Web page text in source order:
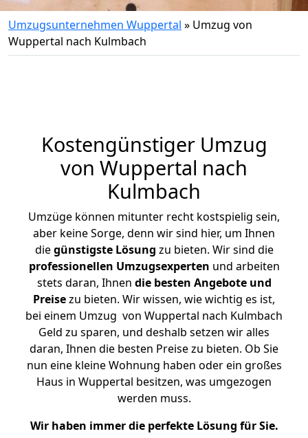
Umzugsunternehmen Wuppertal » Umzug von
Wuppertal nach Kulmbach
Kostengünstiger Umzug
von Wuppertal nach
Kulmbach
Umzüge können mitunter recht kostspielig sein,
aber keine Sorge, denn wir sind hier, um Ihnen
diegünstigste Lösung zu bieten. Wir sind die
professionellen Umzugsexperten und arbeiten
stets daran, Ihnen die besten Angebote und
Preisezu bieten. Wir wissen, wie wichtig es ist,
bei einem Umzug von Wuppertal nach Kulmbach
Geld zu sparen, und deshalb setzen wir alles
daran, Ihnen die besten Preise zu bieten. Ob Sie
nun eine kleine Wohnung haben oder ein großes
Haus in Wuppertal besitzen, was umgezogen
werden muss.
Wir haben immer die perfekte Lösung für Sie.